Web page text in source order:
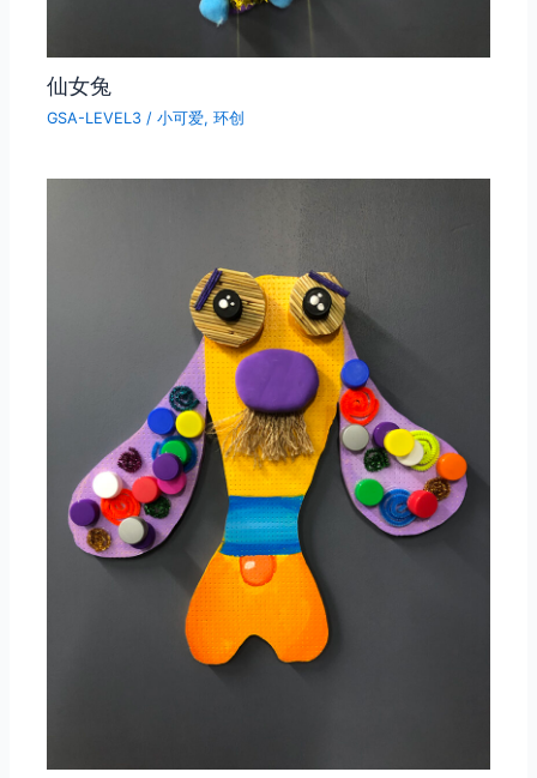
仙女兔
GSA-LEVEL3 /小可爱,环创